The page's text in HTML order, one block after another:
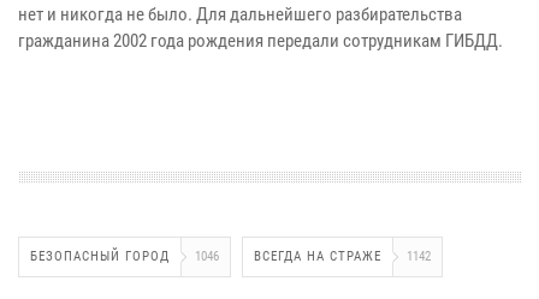
нет и никогда не было. Для дальнейшего разбирательства
гражданина 2002 года рождения передали сотрудникам ГИБДД.
БЕЗОПАСНЫЙ ГОРОД 1046 ВСЕГДА НА СТРАЖЕ 1142